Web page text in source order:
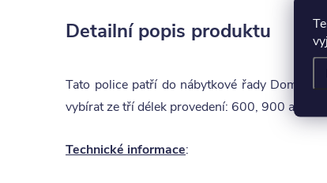
Detailní popis produktu
Tato police patří do nábytkové řady
vybírat ze tří délek provedení: 600, 900 a 1200.
Technické informace: